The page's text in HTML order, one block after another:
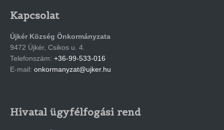
Kapcsolat
Újkér Község Önkormányzata
9472 Újkér, Csikos u. 4.
Telefonszám: +36-99-533-016
E-mail: onkormanyzat@ujker.hu
Hivatal ügyfélfogási rend